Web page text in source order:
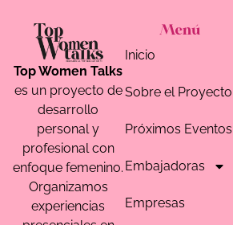
Top Women Talks
es un proyecto de
desarrollo
personal y
profesional con
enfoque femenino.
Organizamos
experiencias
Menú
Inicio
Sobre el Proyecto
Próximos Eventos
Embajadoras
Empresas